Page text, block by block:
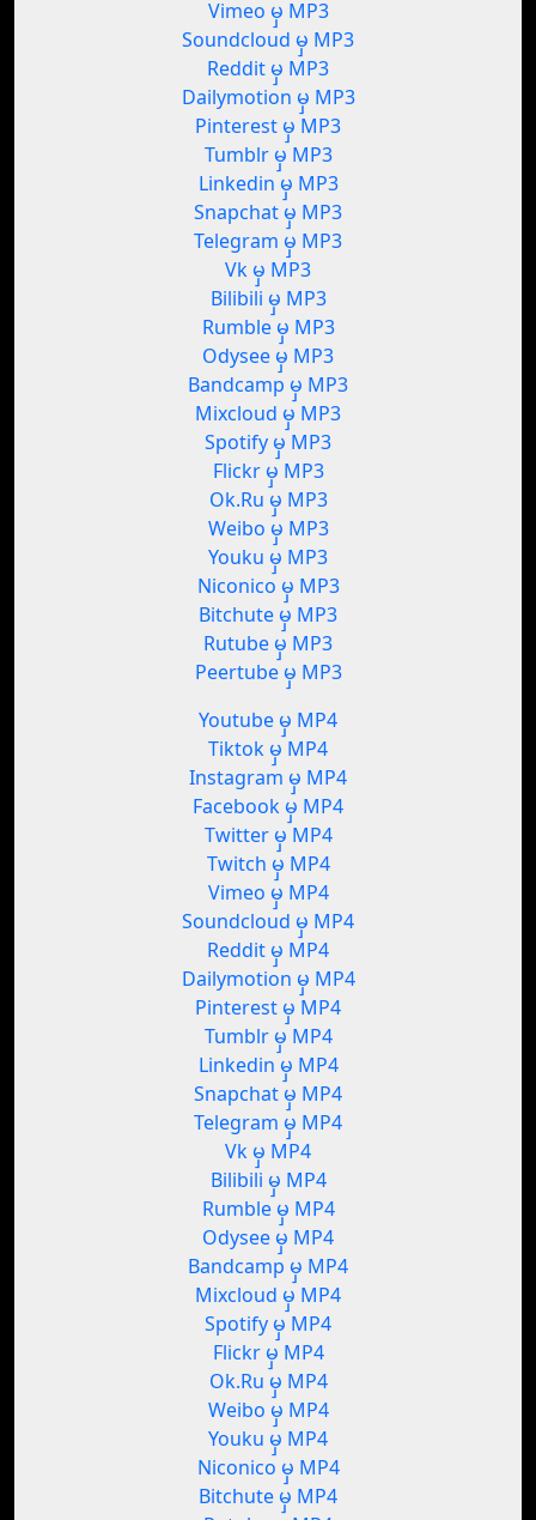
Vimeo မှ MP3
Soundcloud မှ MP3
Reddit မှ MP3
Dailymotion မှ MP3
Pinterest မှ MP3
Tumblr မှ MP3
Linkedin မှ MP3
Snapchat မှ MP3
Telegram မှ MP3
Vk မှ MP3
Bilibili မှ MP3
Rumble မှ MP3
Odysee မှ MP3
Bandcamp မှ MP3
Mixcloud မှ MP3
Spotify မှ MP3
Flickr မှ MP3
Ok.Ru မှ MP3
Weibo မှ MP3
Youku မှ MP3
Niconico မှ MP3
Bitchute မှ MP3
Rutube မှ MP3
Peertube မှ MP3
Youtube မှ MP4
Tiktok မှ MP4
Instagram မှ MP4
Facebook မှ MP4
Twitter မှ MP4
Twitch မှ MP4
Vimeo မှ MP4
Soundcloud မှ MP4
Reddit မှ MP4
Dailymotion မှ MP4
Pinterest မှ MP4
Tumblr မှ MP4
Linkedin မှ MP4
Snapchat မှ MP4
Telegram မှ MP4
Vk မှ MP4
Bilibili မှ MP4
Rumble မှ MP4
Odysee မှ MP4
Bandcamp မှ MP4
Mixcloud မှ MP4
Spotify မှ MP4
Flickr မှ MP4
Ok.Ru မှ MP4
Weibo မှ MP4
Youku မှ MP4
Niconico မှ MP4
Bitchute မှ MP4